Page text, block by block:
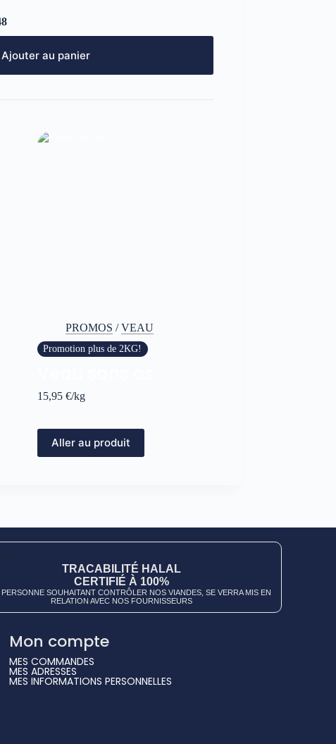
Ajouter au panier
PROMOS /VEAU
Promotion plus de 2KG!
15,95 €/kg
Aller au produit
TRACABILITÉ HALAL
CERTIFIÉ À 100%
SOUHAITANT CONTRÔLER NOS VIANDES, SE VERRA MIS EN
RELATION AVEC NOS FOURNISSEURS
Mon compte
MES COMMANDES
MES ADRESSES
MES INFORMATIONS PERSONNELLES